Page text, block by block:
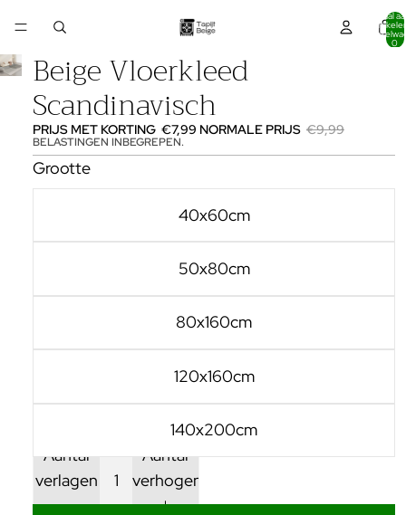
Totaal
0
Beige Vloerkleed
Scandinavisch
PRIJS MET KORTING €7,99 NORMALE PRIJS €9,99
BELASTINGEN INBEGREPEN.
Grootte
40x60cm
50x80cm
80x160cm
120x160cm
140x200cm
Aantal
verlagen
Aantal
verhogen